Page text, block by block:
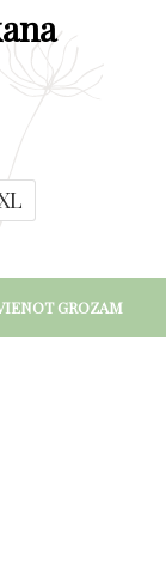
GROZAM